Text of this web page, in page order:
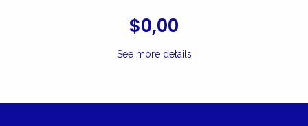
$0,00
See more details